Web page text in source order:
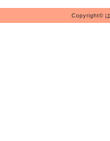
Copyright©